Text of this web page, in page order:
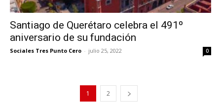
Santiago de Querétaro celebra el 491º
aniversario de su fundación
Sociales Tres Punto Cero - julio 25, 2022 0
1 2